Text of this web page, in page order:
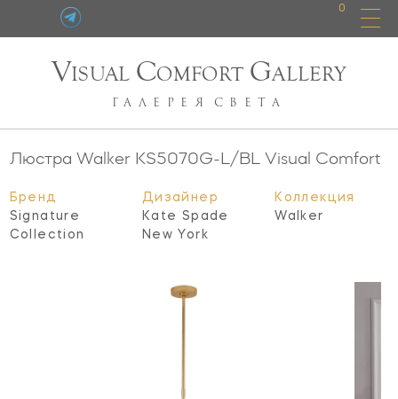
0
VISUAL COMFORT GALLERY
ГАЛЕРЕЯ СВЕТА
Люстра Walker KS5070G-L/BL Visual Comfort
Бренд
Signature
Collection
Дизайнер
Kate Spade
New York
Коллекция
Walker